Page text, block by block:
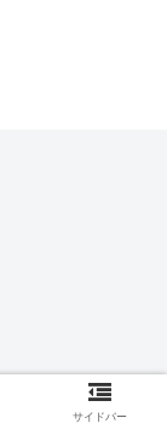
サイドバー